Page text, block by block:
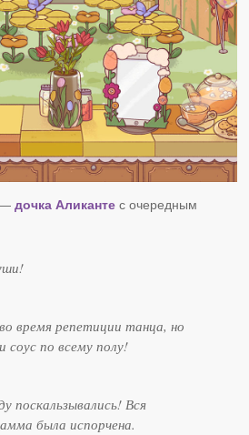
—дочка Аликанте с очередным
время репетиции танца, но
соус по всему полу!
поскальзывались! Вся
была испорчена.